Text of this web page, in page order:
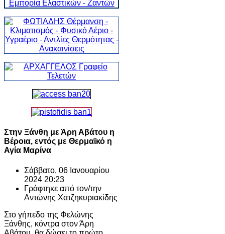
Στην Ξάνθη με Άρη Αβάτου η
Βέροια, εντός με Θερμαϊκό η
Αγία Μαρίνα
Σάββατο, 06 Ιανουαρίου
2024 20:23
Γράφτηκε από τον/την
Αντώνης Χατζηκυριακίδης
Στο γήπεδο της Φελώνης
Ξάνθης, κόντρα στον Άρη